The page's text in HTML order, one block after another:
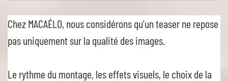
Chez MACAÉLO, nous considérons qu’un teaser ne repose
pas uniquement sur la qualité des images.
Le rythme du montage, les effets visuels, le choix de la